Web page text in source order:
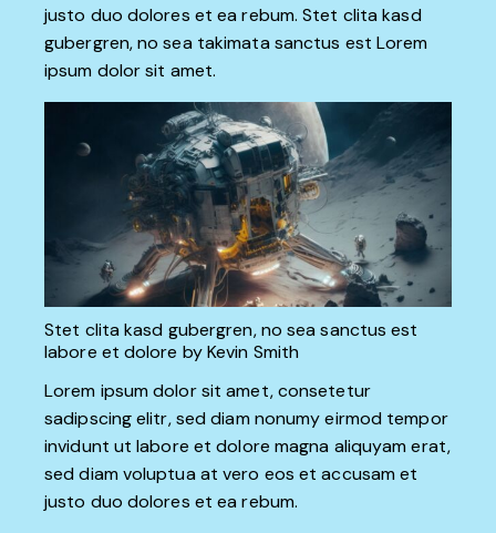
justo duo dolores et ea rebum. Stet clita kasd
gubergren, no sea takimata sanctus est Lorem
ipsum dolor sit amet.
Stet clita kasd gubergren, no sea sanctus est
labore et dolore byKevin Smith
Lorem ipsum dolor sit amet, consetetur
sadipscing elitr, sed diam nonumy eirmod tempor
invidunt ut labore et dolore magna aliquyam erat,
sed diam voluptua at vero eos et accusam et
justo duo dolores et ea rebum.